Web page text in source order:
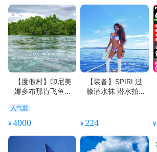
【度假村】印尼美
娜多布那肯飞鱼潜
人气款
¥4000
【装备】SPIRI 过
膝潜水袜 潜水拍照
¥224 ¥